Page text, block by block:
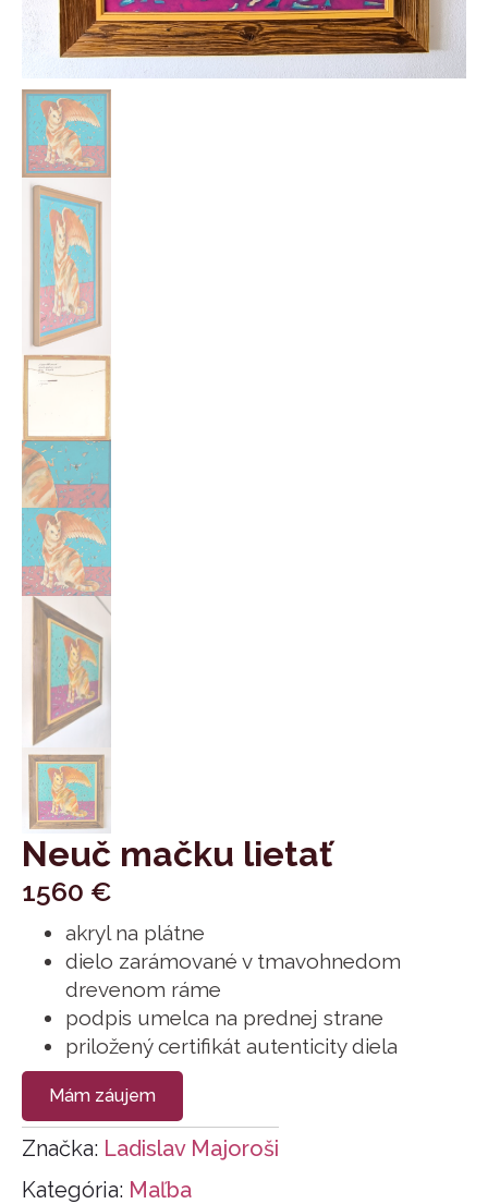
Neuč mačku lietať
1560 €
akryl na plátne
dielo zarámované v tmavohnedom
drevenom ráme
podpis umelca na prednej strane
priložený certifikát autenticity diela
Mám záujem
Kategória: Maľba
Značka: Ladislav Majoroši